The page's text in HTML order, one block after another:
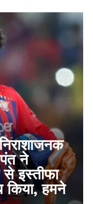
ने
से इस्तीफा
किया, हमने